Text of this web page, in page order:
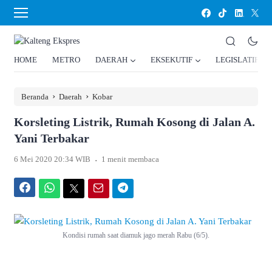
HOME METRO DAERAH EKSEKUTIF LEGISLATIF
Beranda › Daerah › Kobar
Korsleting Listrik, Rumah Kosong di Jalan A.
Yani Terbakar
6 Mei 2020 20:34 WIB . 1 menit membaca
Kondisi rumah saat diamuk jago merah Rabu (6/5).